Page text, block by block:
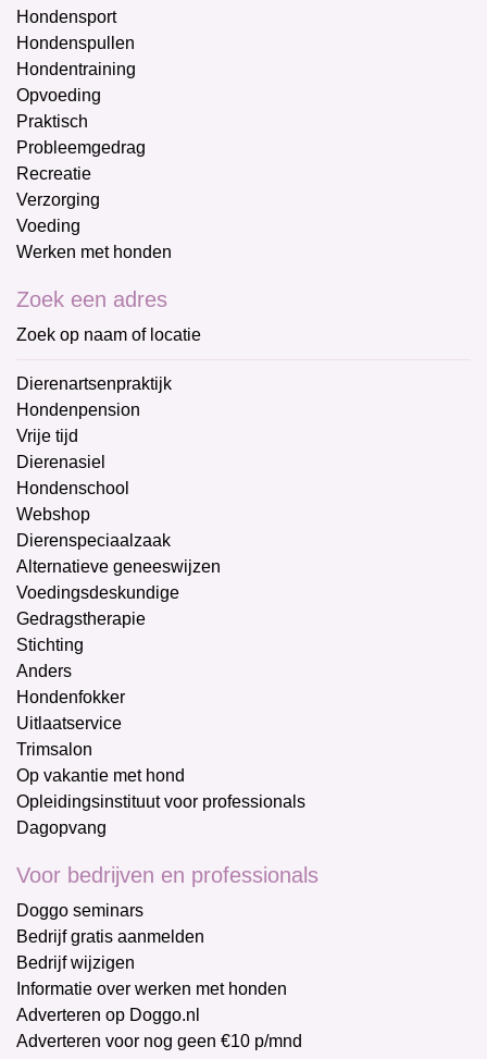
Hondensport
Hondenspullen
Hondentraining
Opvoeding
Praktisch
Probleemgedrag
Recreatie
Verzorging
Voeding
Werken met honden
Zoek een adres
Zoek op naam of locatie
Dierenartsenpraktijk
Hondenpension
Vrije tijd
Dierenasiel
Hondenschool
Webshop
Dierenspeciaalzaak
Alternatieve geneeswijzen
Voedingsdeskundige
Gedragstherapie
Stichting
Anders
Hondenfokker
Uitlaatservice
Trimsalon
Op vakantie met hond
Opleidingsinstituut voor professionals
Dagopvang
Voor bedrijven en professionals
Doggo seminars
Bedrijf gratis aanmelden
Bedrijf wijzigen
Informatie over werken met honden
Adverteren op Doggo.nl
Adverteren voor nog geen €10 p/mnd